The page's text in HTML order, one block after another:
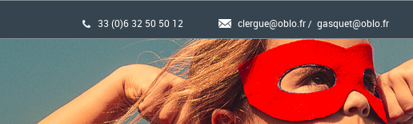
33 (0)6 32 50 50 12 clergue@oblo.fr gasquet@oblo.fr